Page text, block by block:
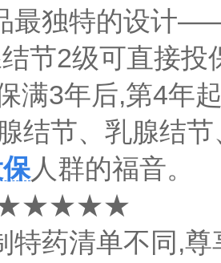
最独特的设计
节2级可直接
满3年后,第4年
结节、乳腺结
人群的福音。
:★★★★★
特药清单不同,